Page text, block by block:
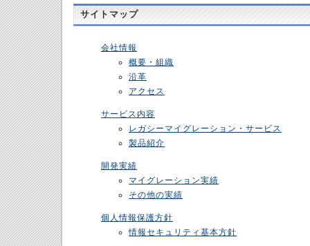
サイトマップ
会社情報
概要・組織
沿革
アクセス
サービス内容
レガシーマイグレーション・サービス
製品紹介
開発実績
マイグレーション実績
その他の実績
個人情報保護方針
情報セキュリティ基本方針